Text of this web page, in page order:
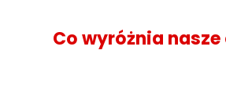
Co wyróżnia